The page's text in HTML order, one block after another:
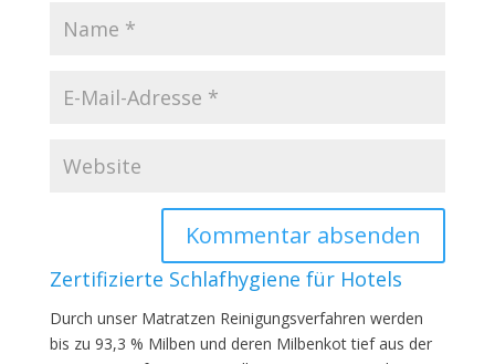
Zertifizierte Schlafhygiene für Hotels
Durch unser Matratzen Reinigungsverfahren werden
bis zu 93,3 % Milben und deren Milbenkot tief aus der